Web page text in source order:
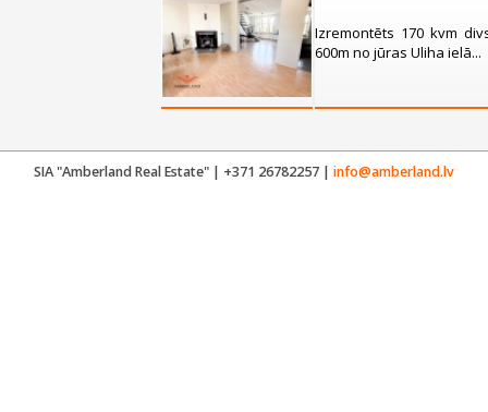
Izremontēts 170 kvm
600m no jūras Uliha ielā...
SIA "Amberland Real Estate" | +371 26782257 | info@amberland.lv